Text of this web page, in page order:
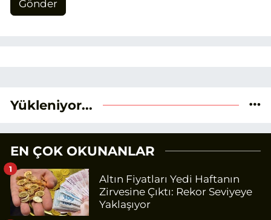
Gönder
Yükleniyor...
EN ÇOK OKUNANLAR
Altın Fiyatları Yedi Haftanın
Zirvesine Çıktı: Rekor Seviyeye
Yaklaşıyor
1